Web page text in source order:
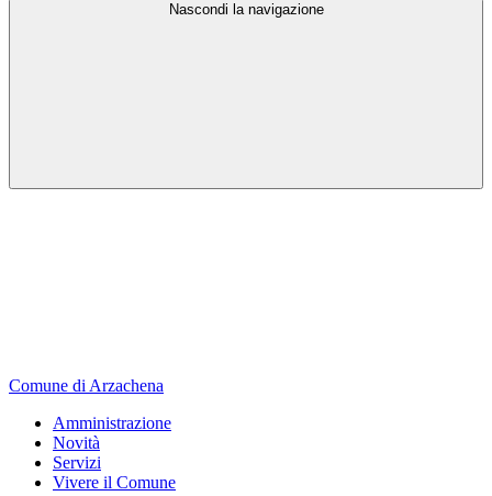
Nascondi la navigazione
Comune di Arzachena
Amministrazione
Novità
Servizi
Vivere il Comune